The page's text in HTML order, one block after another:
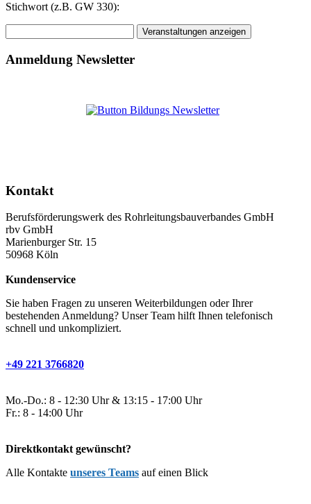
Stichwort (z.B. GW 330):
Anmeldung Newsletter
Kontakt
Berufsförderungswerk des Rohrleitungsbauverbandes GmbH
rbv GmbH
Marienburger Str. 15
50968 Köln
Kundenservice
Sie haben Fragen zu unseren Weiterbildungen oder Ihrer
bestehenden Anmeldung? Unser Team hilft Ihnen telefonisch
schnell und unkompliziert.
+49 221 3766820
Mo.-Do.: 8 - 12:30 Uhr & 13:15 - 17:00 Uhr
Fr.: 8 - 14:00 Uhr
Direktkontakt gewünscht?
Alle Kontakte unseres Teams auf einen Blick